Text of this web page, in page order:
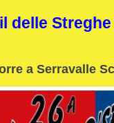
delle
a Serravalle